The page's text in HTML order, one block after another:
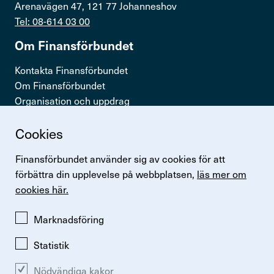
Cookies
Finansförbundet använder sig av cookies för att
förbättra din upplevelse på webbplatsen, läs mer om
cookies här.
Marknadsföring
Statistik
Nödvändiga kakor
Arenavägen 47, 121 77 Johanneshov
Tel: 08-614 03 00
Om Finans­för­bundet
Kontakta Finansförbundet
Om Finansförbundet
Organisation och uppdrag
Snabb­länkar
Logga in
Lönestatistik
Finansförbundets kollektivavtal
Perspektiv
Ändra inställningar för kakor